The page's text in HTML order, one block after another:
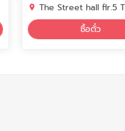
The Street hall flr.5 The Street
ซื้อตั๋ว